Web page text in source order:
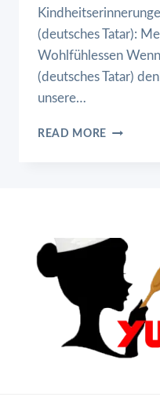
(deutsches Tatar):
Wohlfühlessen
(deutsches Tatar)
unsere…
READ MORE